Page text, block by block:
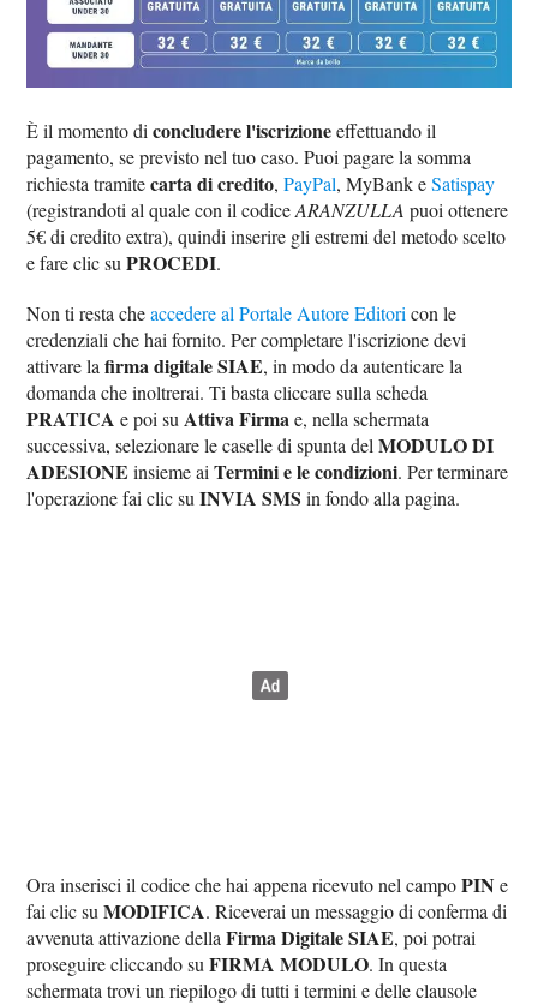
È il momento diconcludere l'iscrizioneeffettuando il
pagamento, se previsto nel tuo caso. Puoi pagare la somma
richiesta tramitecarta di credito,PayPal, MyBank eSatispay
(registrandoti al quale con il codiceARANZULLA puoi ottenere
5€ di credito extra), quindi inserire gli estremi del metodo scelto
e fare clic suPROCEDI.
Non ti resta cheaccedere al Portale Autore Editori con le
credenziali che hai fornito. Per completare l'iscrizione devi
attivare lafirma digitale SIAE, in modo da autenticare la
domanda che inoltrerai. Ti basta cliccare sulla scheda
PRATICA e poi su Attiva Firmae, nella schermata
successiva, selezionare le caselle di spunta delMODULO DI
ADESIONE insieme aiTermini e le condizioni. Per terminare
l'operazione fai clic suINVIA SMS in fondo alla pagina.
Ora inserisci il codice che hai appena ricevuto nel campoPIN e
fai clic suMODIFICA. Riceverai un messaggio di conferma di
avvenuta attivazione dellaFirma Digitale SIAE, poi potrai
proseguire cliccando suFIRMA MODULO. In questa
schermata trovi un riepilogo di tutti i termini e delle clausole